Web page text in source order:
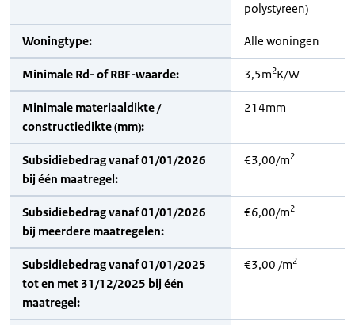
polystyreen)
Woningtype: Alle woningen
Minimale Rd- of RBF-waarde: 3,5m2K/W
Minimale materiaaldikte /
constructiedikte (mm):
214mm
Subsidiebedrag vanaf 01/01/2026
bij één maatregel:
€3,00/m2
Subsidiebedrag vanaf 01/01/2026
bij meerdere maatregelen:
€6,00/m2
Subsidiebedrag vanaf 01/01/2025
tot en met 31/12/2025 bij één
maatregel:
€3,00 /m2